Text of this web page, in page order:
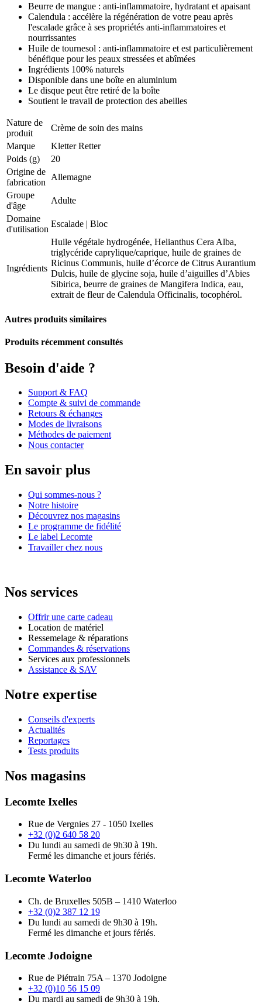
Beurre de mangue : anti-inflammatoire, hydratant et apaisant
Calendula : accélère la régénération de votre peau après
l'escalade grâce à ses propriétés anti-inflammatoires et
nourrissantes
Huile de tournesol : anti-inflammatoire et est particulièrement
bénéfique pour les peaux stressées et abîmées
Ingrédients 100% naturels
Disponible dans une boîte en aluminium
Le disque peut être retiré de la boîte
Soutient le travail de protection des abeilles
Nature de
produit
Crème de soin des mains
Marque
Kletter Retter
Poids (g)
20
Origine de
fabrication
Allemagne
Groupe
d'âge
Adulte
Domaine
d'utilisation
Escalade | Bloc
Ingrédients
Huile végétale hydrogénée, Helianthus Cera Alba,
triglycéride caprylique/caprique, huile de graines de
Ricinus Communis, huile d’écorce de Citrus Aurantium
Dulcis, huile de glycine soja, huile d’aiguilles d’Abies
Sibirica, beurre de graines de Mangifera Indica, eau,
extrait de fleur de Calendula Officinalis, tocophérol.
Autres produits similaires
Produits récemment consultés
Besoin d'aide ?
Support & FAQ
Compte & suivi de commande
Retours & échanges
Modes de livraisons
Méthodes de paiement
Nous contacter
En savoir plus
Qui sommes-nous ?
Notre histoire
Découvrez nos magasins
Le programme de fidélité
Le label Lecomte
Travailler chez nous
Nos services
Offrir une carte cadeau
Location de matériel
Ressemelage & réparations
Commandes & réservations
Services aux professionnels
Assistance & SAV
Notre expertise
Conseils d'experts
Actualités
Reportages
Tests produits
Nos magasins
Lecomte Ixelles
Rue de Vergnies 27 - 1050 Ixelles
+32 (0)2 640 58 20
Du lundi au samedi de 9h30 à 19h.
Fermé les dimanche et jours fériés.
Lecomte Waterloo
Ch. de Bruxelles 505B – 1410 Waterloo
+32 (0)2 387 12 19
Du lundi au samedi de 9h30 à 19h.
Fermé les dimanche et jours fériés.
Lecomte Jodoigne
Rue de Piétrain 75A – 1370 Jodoigne
+32 (0)10 56 15 09
Du mardi au samedi de 9h30 à 19h.